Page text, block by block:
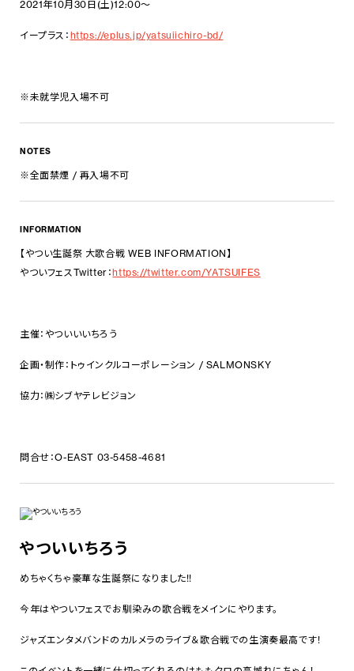
2021年10月30日(土)12:00～
イープラス： https://eplus.jp/yatsuiichiro-bd/
※未就学児入場不可
NOTES
※全面禁煙 / 再入場不可
INFORMATION
【やつい生誕祭 大歌合戦 WEB INFORMATION】
やついフェスTwitter：https://twitter.com/YATSUIFES
主催：やついいいちろう
企画・制作：トゥインクルコーポレーション / SALMONSKY
協力：㈱シブヤテレビジョン
問合せ：O-EAST 03-5458-4681
やついいちろう
めちゃくちゃ豪華な生誕祭になりました!!
今年はやついフェスでお馴染みの歌合戦をメインにやります。
ジャズエンタメバンドのカルメラのライブ＆歌合戦での生演奏最高です！